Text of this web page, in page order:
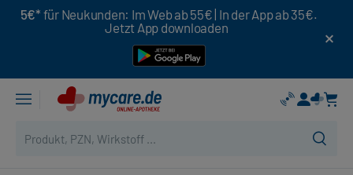
5€* für Neukunden: Im Web ab 55€ | In der App ab 35€.
Jetzt App downloaden